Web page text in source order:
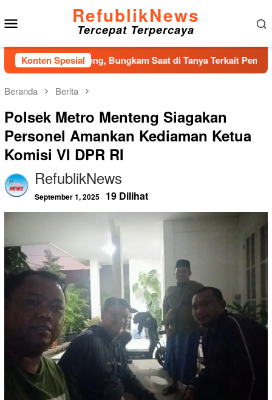
ke
konten
RefublikNews
Tercepat Terpercaya
Konten Spesial
Tapteng, Bungkam Saat di Tanya Terkait Pembahasan
Beranda Berita
Polsek Metro Menteng Siagakan
Personel Amankan Kediaman Ketua
Komisi VI DPR RI
RefublikNews
September 1, 2025 19 Dilihat